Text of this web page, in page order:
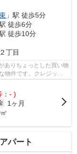
」駅 徒歩5分
徒歩6分
徒歩10分
２丁目
ありちょっとした買い物
物件です。クレジット
：- )
1ヶ月
パート